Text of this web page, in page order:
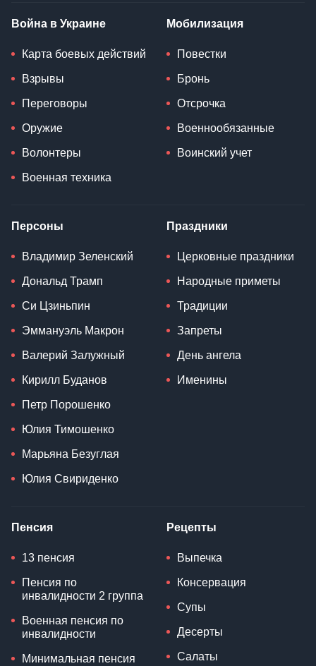
Война в Украине
Карта боевых действий
Взрывы
Переговоры
Оружие
Волонтеры
Военная техника
Мобилизация
Повестки
Бронь
Отсрочка
Военнообязанные
Воинский учет
Персоны
Владимир Зеленский
Дональд Трамп
Си Цзиньпин
Эммануэль Макрон
Валерий Залужный
Кирилл Буданов
Петр Порошенко
Юлия Тимошенко
Марьяна Безуглая
Юлия Свириденко
Праздники
Церковные праздники
Народные приметы
Традиции
Запреты
День ангела
Именины
Пенсия
13 пенсия
Пенсия по
инвалидности 2 группа
Военная пенсия по
инвалидности
Минимальная пенсия
Рецепты
Выпечка
Консервация
Супы
Десерты
Салаты